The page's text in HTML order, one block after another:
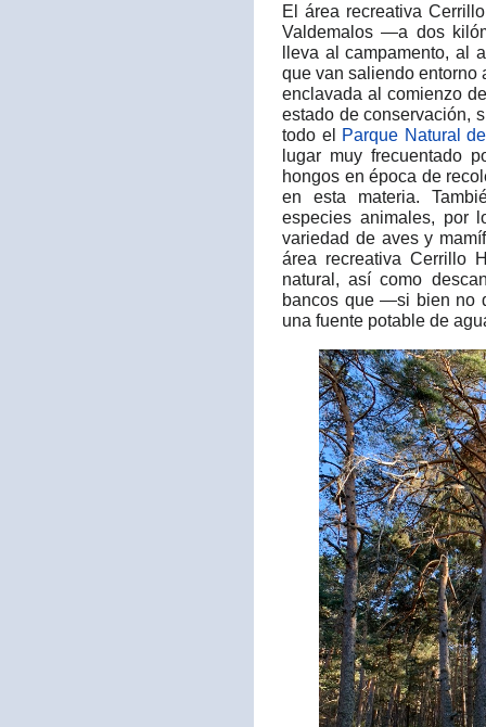
El área recreativa
Valdemalos —a dos
lleva al campamento, al
que van saliendo
enclavada al comienzo
estado de conservación,
todo el Parque Natural
lugar muy frecuentado
hongos en época de
en esta materia.
especies animales, por
variedad de aves y
área recreativa Cerrillo
natural, así como
bancos que —si bien no
una fuente potable de